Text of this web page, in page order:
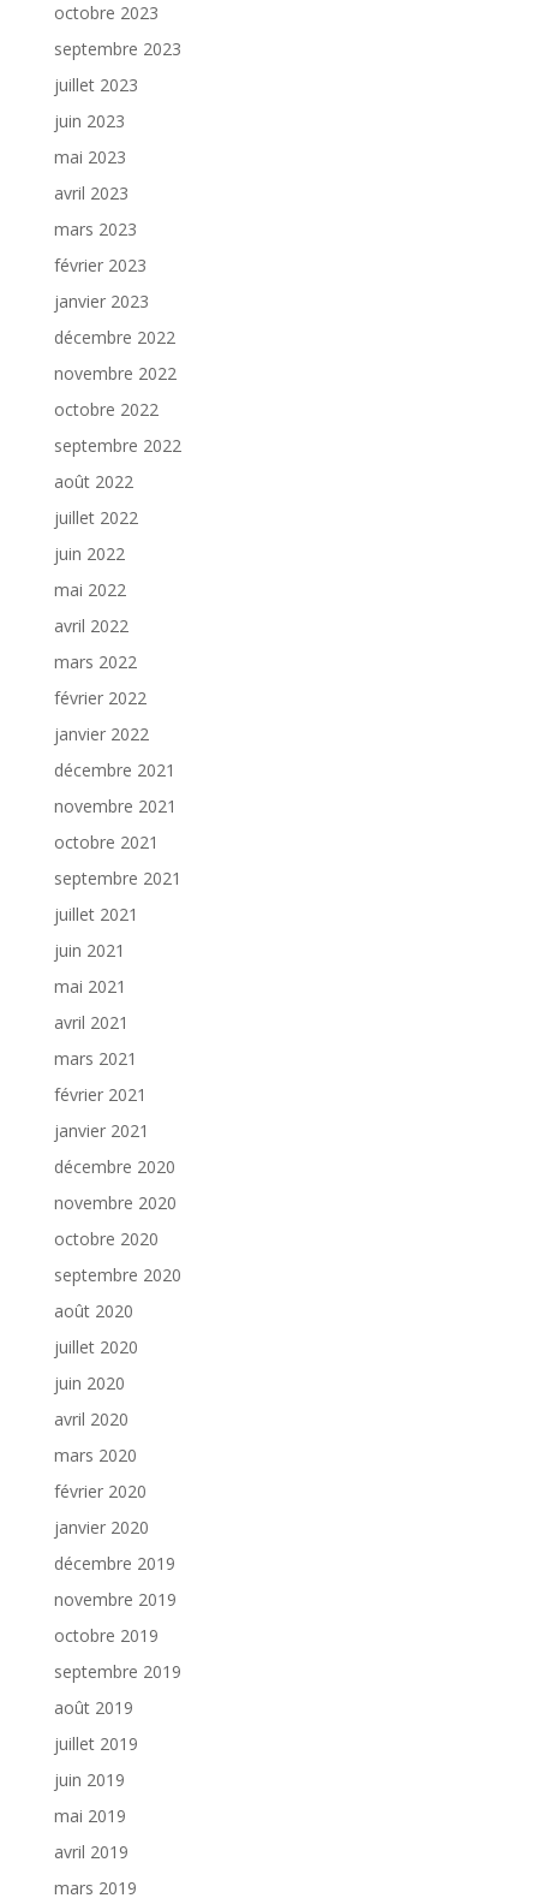
octobre 2023
septembre 2023
juillet 2023
juin 2023
mai 2023
avril 2023
mars 2023
février 2023
janvier 2023
décembre 2022
novembre 2022
octobre 2022
septembre 2022
août 2022
juillet 2022
juin 2022
mai 2022
avril 2022
mars 2022
février 2022
janvier 2022
décembre 2021
novembre 2021
octobre 2021
septembre 2021
juillet 2021
juin 2021
mai 2021
avril 2021
mars 2021
février 2021
janvier 2021
décembre 2020
novembre 2020
octobre 2020
septembre 2020
août 2020
juillet 2020
juin 2020
avril 2020
mars 2020
février 2020
janvier 2020
décembre 2019
novembre 2019
octobre 2019
septembre 2019
août 2019
juillet 2019
juin 2019
mai 2019
avril 2019
mars 2019